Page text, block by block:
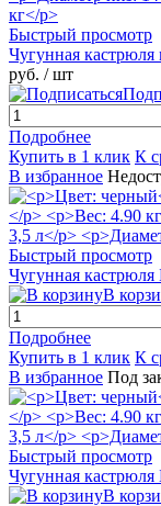
Быстрый просмотр
Чугунная кастрюля
руб. / шт
Подробнее
Купить в 1 клик К
В избранное
Быстрый просмотр
Чугунная кастрюля
В
Подробнее
Купить в 1 клик К
В избранное Под
Быстрый просмотр
Чугунная кастрюля
В